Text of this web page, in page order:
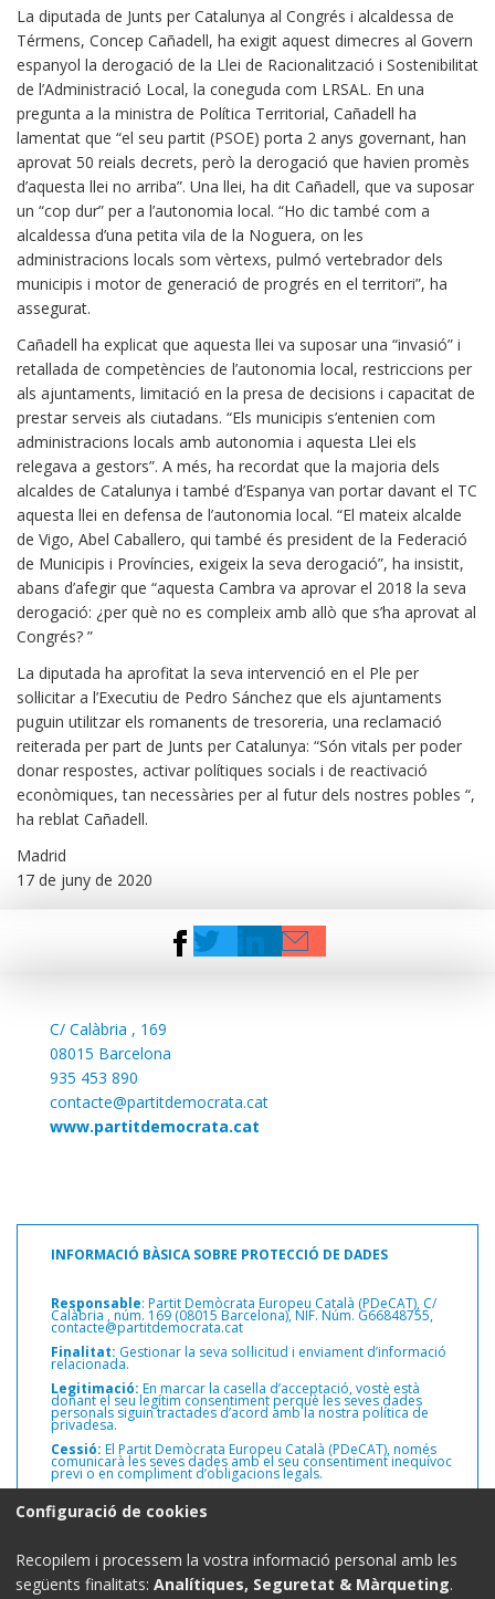
La diputada de Junts per Catalunya al Congrés i alcaldessa de
Térmens, Concep Cañadell, ha exigit aquest dimecres al Govern
espanyol la derogació de la Llei de Racionalització i Sostenibilitat
de l’Administració Local, la coneguda com LRSAL. En una
pregunta a la ministra de Política Territorial, Cañadell ha
lamentat que “el seu partit (PSOE) porta 2 anys governant, han
aprovat 50 reials decrets, però la derogació que havien promès
d’aquesta llei no arriba”. Una llei, ha dit Cañadell, que va suposar
un “cop dur” per a l’autonomia local. “Ho dic també com a
alcaldessa d’una petita vila de la Noguera, on les
administracions locals som vèrtexs, pulmó vertebrador dels
municipis i motor de generació de progrés en el territori”, ha
assegurat.
Cañadell ha explicat que aquesta llei va suposar una “invasió” i
retallada de competències de l’autonomia local, restriccions per
als ajuntaments, limitació en la presa de decisions i capacitat de
prestar serveis als ciutadans. “Els municipis s’entenien com
administracions locals amb autonomia i aquesta Llei els
relegava a gestors”. A més, ha recordat que la majoria dels
alcaldes de Catalunya i també d’Espanya van portar davant el TC
aquesta llei en defensa de l’autonomia local. “El mateix alcalde
de Vigo, Abel Caballero, qui també és president de la Federació
de Municipis i Províncies, exigeix la seva derogació”, ha insistit,
abans d’afegir que “aquesta Cambra va aprovar el 2018 la seva
derogació: ¿per què no es compleix amb allò que s’ha aprovat al
Congrés? ”
La diputada ha aprofitat la seva intervenció en el Ple per
sol·licitar a l’Executiu de Pedro Sánchez que els ajuntaments
puguin utilitzar els romanents de tresoreria, una reclamació
reiterada per part de Junts per Catalunya: “Són vitals per poder
donar respostes, activar polítiques socials i de reactivació
econòmiques, tan necessàries per al futur dels nostres pobles “,
ha reblat Cañadell.
Madrid
17 de juny de 2020
C/ Calàbria , 169
08015 Barcelona
935 453 890
contacte@partitdemocrata.cat
www.partitdemocrata.cat
INFORMACIÓ BÀSICA SOBRE PROTECCIÓ DE DADES
Responsable: Partit Demòcrata Europeu Català (PDeCAT), C/
Calàbria ,núm. 169 (08015 Barcelona), NIF. Núm. G66848755,
contacte@partitdemocrata.cat
Finalitat: Gestionar la seva sol·licitud i enviament d’informació
relacionada.
Legitimació: En marcar la casella d’acceptació, vostè està
donant el seu legítim consentiment perquè les seves dades
personals siguin tractades d’acord amb la nostra política de
privadesa.
Cessió: El Partit Demòcrata Europeu Català (PDeCAT), només
comunicarà les seves dades amb el seu consentiment inequívoc
previ o en compliment d’obligacions legals.
seves dades personals, així com altres drets, com s’explica a la
informació addicional.
detallada sobre protecció de dades a la web del Partit
Demòcrata Europeu Català (PDeCAT)www.partitdemocrata.cat
Configuració de cookies
Recopilem i processem la vostra informació personal amb les
següents finalitats: Analítiques, Seguretat & Màrqueting.